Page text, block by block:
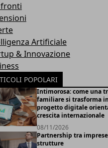
Artificiale
& Innovazione
POPOLARI
Intimorosa: come una
familiare si trasforma
progetto digitale
crescita internazionale
08/11/2026
Partnership tra
strutture